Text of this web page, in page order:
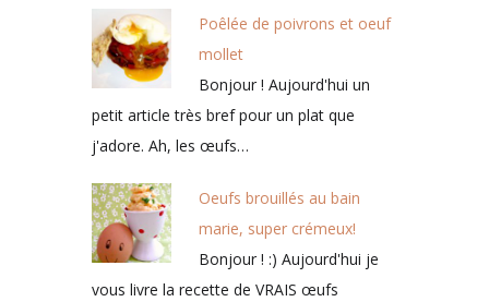
Poêlée de poivrons et oeuf
mollet
Bonjour ! Aujourd'hui un
petit article très bref pour un plat que
j'adore. Ah, les œufs…
Oeufs brouillés au bain
marie, super crémeux!
Bonjour ! :) Aujourd'hui je
vous livre la recette de VRAIS œufs